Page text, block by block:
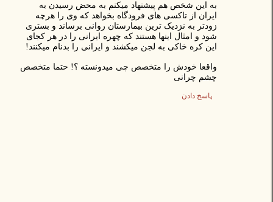
به این شخص هم پیشنهاد میکنم به محض رسیدن به
ایران از تاکسی های فرودگاه بخواهد که وی را هرچه
زودتر به نزدیک ترین بیمارستان روانی برساند و بستری
شود و امثال اینها هستند که چهره ایرانی را در هر کجای
این کره خاکی به لجن میکشند و ایرانی را بدنام میکنند!
واقعا خودش را متخصص چی میدونسته ؟! حتما متخصص
چشم چرانی
پاسخ دادن